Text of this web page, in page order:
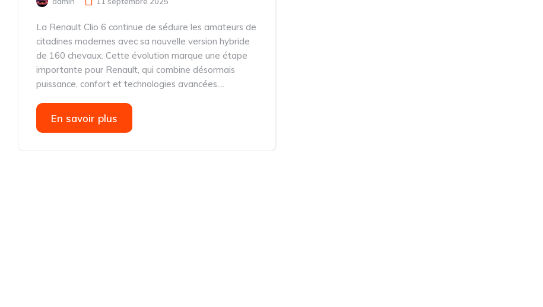
La Renault Clio 6 continue de séduire les amateurs de
citadines modernes avec sa nouvelle version hybride
de 160 chevaux. Cette évolution marque une étape
importante pour Renault, qui combine désormais
puissance, confort et technologies avancées....
En savoir plus